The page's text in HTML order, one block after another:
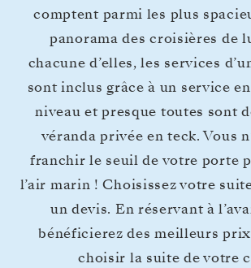
comptent parmi les plus
panorama des croisières de
chacune d’elles, les services
sont inclus grâce à un service
niveau et presque toutes sont
véranda privée en teck. Vous
franchir le seuil de votre porte
l’air marin ! Choisissez votre
un devis. En réservant à
bénéficierez des meilleurs
choisir la suite de votre